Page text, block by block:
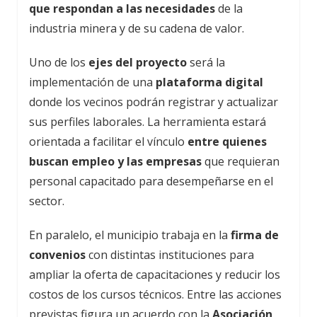
que respondan a las necesidadesde la
industria minera y de su cadena de valor.
Uno de los ejes del proyectoserá la
implementación de una plataforma digital
donde los vecinos podrán registrar y actualizar
sus perfiles laborales. La herramienta estará
orientada a facilitar el vínculo entre quienes
buscan empleo y las empresasque requieran
personal capacitado para desempeñarse en el
sector.
En paralelo, el municipio trabaja en la firma de
convenioscon distintas instituciones para
ampliar la oferta de capacitaciones y reducir los
costos de los cursos técnicos. Entre las acciones
previstas figura un acuerdo con la Asociación